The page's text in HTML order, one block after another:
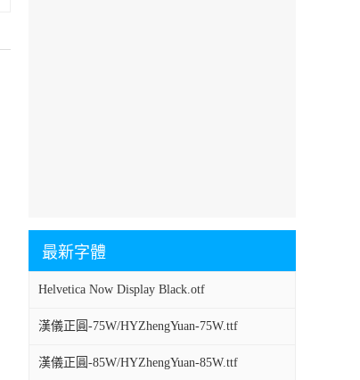
最新字體
Helvetica Now Display Black.otf
漢儀正圓-75W/HYZhengYuan-75W.ttf
漢儀正圓-85W/HYZhengYuan-85W.ttf